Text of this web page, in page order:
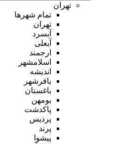
تهران
تمام شهر‌ها
تهران
آبسرد
آبعلی
ارجمند
اسلامشهر
اندیشه
باقرشهر
باغستان
بومهن
پاکدشت
پردیس
پرند
پیشوا